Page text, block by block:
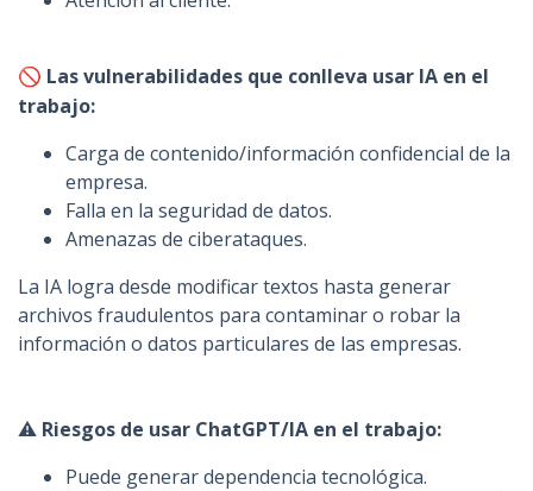
🚫 Las vulnerabilidades que conlleva usar IA en el
trabajo:
Carga de contenido/información confidencial de la
empresa.
Falla en la seguridad de datos.
Amenazas de ciberataques.
La IA logra desde modificar textos hasta generar
archivos fraudulentos para contaminar o robar la
información o datos particulares de las empresas.
⚠️ Riesgos de usar ChatGPT/IA en el trabajo:
Puede generar dependencia tecnológica.